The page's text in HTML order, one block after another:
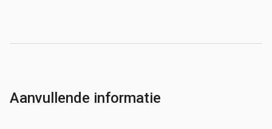
Aanvullende informatie